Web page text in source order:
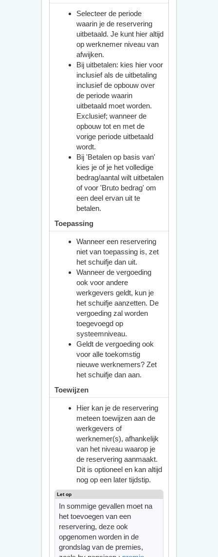
Selecteer de periode
waarin je de reservering
uitbetaald. Je kunt hier altijd
op werknemer niveau van
afwijken.
Bij uitbetalen: kies hier voor
inclusief als de uitbetaling
inclusief de opbouw over
de periode waarin
uitbetaald moet worden.
Exclusief; wanneer de
opbouw tot en met de
vorige periode uitbetaald
wordt.
Bij 'Betalen op basis van'
kies je of je het volledige
bedrag/aantal wilt uitbetalen
of voor 'Bruto bedrag' om
een deel ervan uit te
betalen.
Toepassing
Wanneer een reservering
niet van toepassing is, zet
het schuifje dan uit.
Wanneer de vergoeding
ook voor andere
werkgevers geldt, kun je
het schuifje aanzetten. De
vergoeding zal worden
toegevoegd op
systeemniveau.
Geldt de vergoeding ook
voor alle toekomstig
nieuwe werknemers? Zet
het schuifje dan aan.
Toewijzen
Hier kan je de reservering
meteen toewijzen aan de
werkgevers of
werknemer(s), afhankelijk
van het niveau waarop je
de reservering aanmaakt.
Dit is optioneel en kan altijd
nog op een later tijdstip.
In sommige gevallen moet na
het toevoegen van een
reservering, deze ook
opgenomen worden in de
grondslag van de premies,